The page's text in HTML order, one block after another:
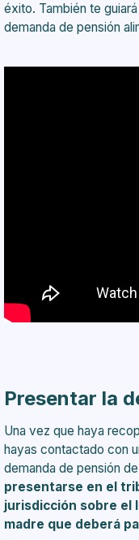
éxito. También te
demanda de pensión
Presentar la
Una vez que haya
hayas contactado con
demanda de pensión
presentarse en el
jurisdicción sobre el
madre que deberá